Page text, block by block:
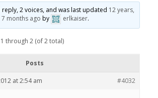
reply, 2 voices, and was last updated 12 years,
7 months ago by erlkaiser.
through 2 (of 2 total)
Posts
at 2:54 am #4032